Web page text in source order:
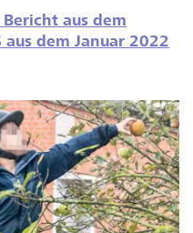
aus dem
aus dem Januar 2022